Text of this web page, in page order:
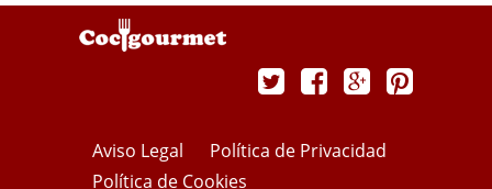
Aviso Legal
Política de Privacidad
Política de Cookies